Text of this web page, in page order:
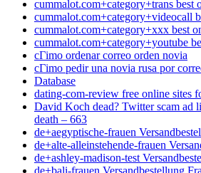
cummalot.com+category+trans best
cummalot.com+category+videocall
cummalot.com+category+xxx best
cummalot.com+category+youtube
cГіmo ordenar correo orden novia
cГіmo pedir una novia rusa por
Database
dating-com-review free online sites
David Koch dead? Twitter scam ad
death – 663
de+aegyptische-frauen
de+alte-alleinstehende-frauen
de+ashley-madison-test
de+bali-frauen Versandbestellung